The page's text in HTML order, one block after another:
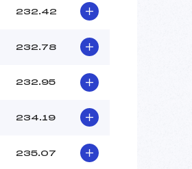
232.42
232.78
232.95
234.19
235.07